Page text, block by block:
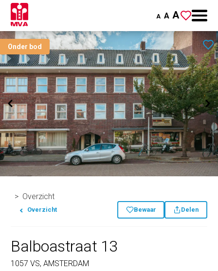
A A A
Onder bod
Overzicht
Overzicht Bewaar Delen
Balboastraat 13
1057 VS, AMSTERDAM